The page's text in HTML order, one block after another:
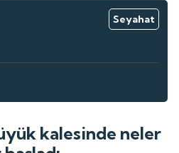
Seyahat
kalesinde neler